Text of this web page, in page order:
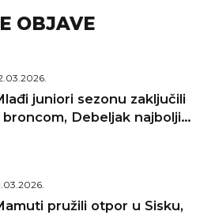
OBJAVE
juniori sezonu zaključili
broncom, Debeljak najbolji
pružili otpor u Sisku,